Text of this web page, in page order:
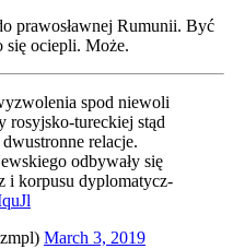
pra­wo­sław­nej Rumu­nii. Być
się ocie­pli. Może.
spod nie­wo­li
turec­kiej stąd
rela­cje.
odby­wa­ły się
i kor­pu­su dyplo­ma­tycz­
March 3, 2019